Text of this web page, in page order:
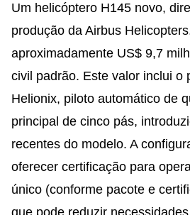
Um helicóptero H145 novo,
produção da Airbus
aproximadamente US$ 9,7
civil padrão. Este valor inclui o
Helionix, piloto automático de
principal de cinco pás,
recentes do modelo. A
oferecer certificação para
único (conforme pacote e